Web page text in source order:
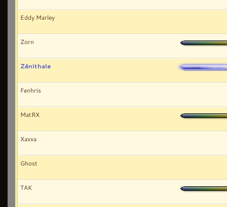
Eddy Marley
Zorn
Zénithale
Fenhris
MatRX
Xaxxa
Ghost
TAK